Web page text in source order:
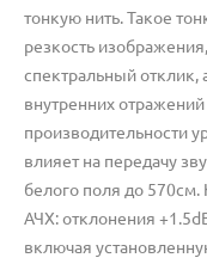
тонкую нить. Такое
резкость
спектральный отклик,
внутренних
производительности
влияет на передачу
белого поля до
АЧХ: отклонения
включая